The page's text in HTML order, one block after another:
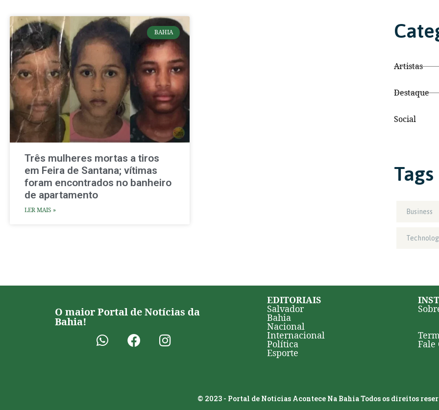
BAHIA
Três mulheres mortas a tiros
em Feira de Santana; vítimas
foram encontrados no banheiro
de apartamento
LER MAIS »
Artistas
Destaque
Social
Tags
Business
O maior Portal de Notícias da
Bahia!
EDITORIAIS
Salvador
Bahia
Nacional
Internacional
Política
Esporte
Fale
© 2023 - Portal de Notícias Acontece Na Bahia Todos os direitos